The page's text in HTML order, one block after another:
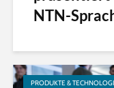
NTN-
PRODUKTE &